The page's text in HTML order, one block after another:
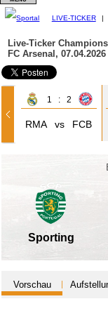
LIVE-TICKER |
Live-Ticker
FC Arsenal, 07.04.2026
1 : 2
RMA vs FCB
Sporting
Vorschau